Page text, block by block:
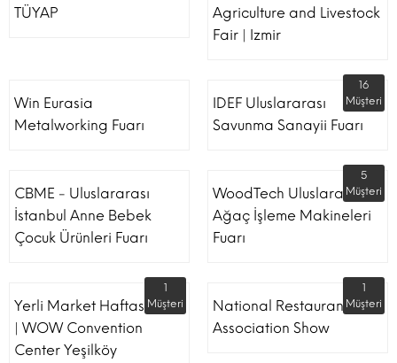
TÜYAP
Agriculture and Livestock
Fair | Izmir
Win Eurasia
Metalworking Fuarı
IDEF Uluslararası
Savunma Sanayii Fuarı
16
Müşteri
CBME - Uluslararası
İstanbul Anne Bebek
Çocuk Ürünleri Fuarı
WoodTech Uluslararası
Ağaç İşleme Makineleri
Fuarı
5
Müşteri
Yerli Market Haftası Fuarı
| WOW Convention
Center Yeşilköy
1
Müşteri
National Restaurant
Association Show
1
Müşteri